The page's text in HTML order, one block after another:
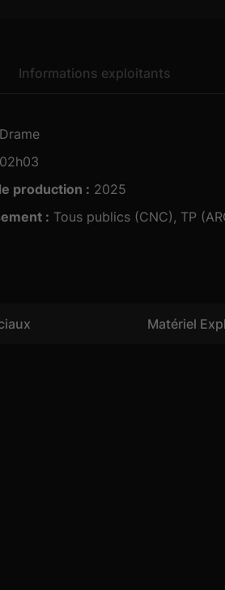
Informations exploitants
Drame
02h03
production : 2025
: Tous publics (CNC), TP
Matériel